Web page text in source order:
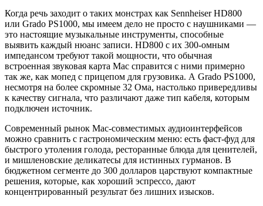
Когда речь заходит о таких монстрах как Sennheiser HD800
или Grado PS1000, мы имеем дело не просто с наушниками —
это настоящие музыкальные инструменты, способные
выявить каждый нюанс записи. HD800 с их 300-омным
импедансом требуют такой мощности, что обычная
встроенная звуковая карта Mac справится с ними примерно
так же, как мопед с прицепом для грузовика. А Grado PS1000,
несмотря на более скромные 32 Ома, настолько привередливы
к качеству сигнала, что различают даже тип кабеля, которым
подключен источник.
Современный рынок Mac-совместимых аудиоинтерфейсов
можно сравнить с гастрономическим меню: есть фаст-фуд для
быстрого утоления голода, ресторанные блюда для ценителей,
и мишленовские деликатесы для истинных гурманов. В
бюджетном сегменте до 300 долларов царствуют компактные
решения, которые, как хороший эспрессо, дают
концентрированный результат без лишних изысков.